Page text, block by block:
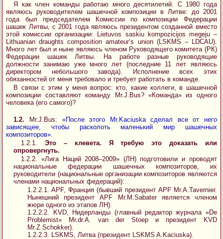
Я как член команды работаю много десятилетий. С 1980 года
являюсь руководителем шашечной композиции в Литве: до 2001
года был председателем Комиссии по композиции Федерации
шашек Литвы, с 2001 года являюсь президентом созданной вместо
этой комиссии организации: Lietuvos saskiu kompozicijos megeju –
Lithuanian draughts composition amateur‘s union (LSKMS – LDCAU).
Много лет был и ныне являюсь членом Руководящего комитета (РК)
Федерации шашек Литвы. На работе разные руководящие
должности занимаю уже много лет (последние 11 лет являюсь
директором небольшого завода). Исполнение всех этих
обязанностей от меня требовало и требует работать в команде.
В связи с этим у меня вопрос: кто, какие коллеги, в шашечной
композиции составляют команду Mr.J.Bus? «Команда» из одного
человека (его самого)?
1.2. Mr.J.Bus: «После этого Mr.Kaciuska сделал все от него
зависящее, чтобы расколоть маленький мир шашечных
композиторов».
1.2.1.Это – клевета. Я требую это доказать или
опровергнуть.
1.2.2. «Лига Наций 2008–2009» (ЛН) подготовили и проводят
национальные федерации шашечных композиторов, их
руководители (национальные организации композиторов являются
членами национальных федераций):
1.2.2.1. APF, Франция (бывший президент APF Mr.A.Tavernier.
Нынешний президент APF Mr.M.Sabater является членом
жюри одного из этапов ЛН).
1.2.2.2. KVD, Нидерланды (главный редактор журнала «De
Problemist» Mr.dr.A. van der Stoep и президент KVD
Mr.Z.Schokker).
1.2.2.3. LSKMS, Литва (президент LSKMS A.Kaciuska).